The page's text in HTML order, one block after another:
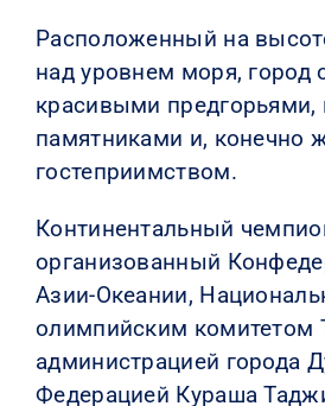
Расположенный на
над уровнем моря, город
красивыми предгорьями,
памятниками и, конечно
гостеприимством.
Континентальный
организованный
Азии-Океании,
олимпийским комитетом
администрацией города
Федерацией Кураша